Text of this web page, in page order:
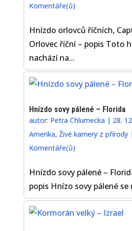
Komentáře(ů)
Hnízdo orlovců říčních,
Orlovec říční – popis Toto
nachází na...
Hnízdo sovy pálené – Florida
autor: Petra Chlumecka | 28.
Amerika,Živé kamery z přírody
Komentáře(ů)
Hnízdo sovy pálené –
popis Hnízo sovy pálené se